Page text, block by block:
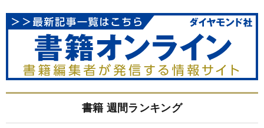
書籍 週間ランキング